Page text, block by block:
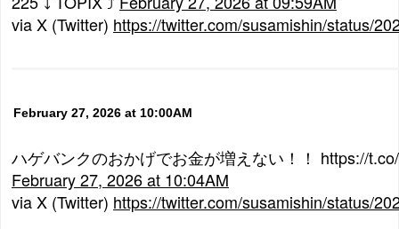
via X (Twitter) https://twitter.com/susamishin/status/
February 27, 2026 at 10:00AM
ハゲバンクのおかげでお金が増えない！！ https://
February 27, 2026 at 10:04AM
via X (Twitter) https://twitter.com/susamishin/status/